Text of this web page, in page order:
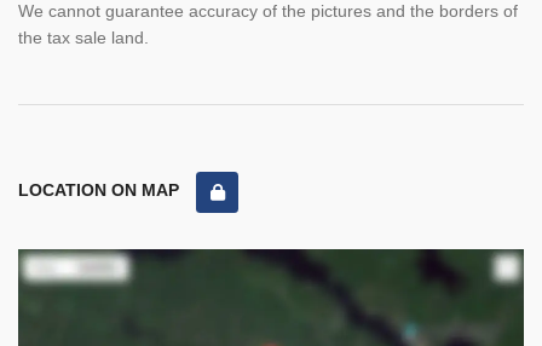
We cannot guarantee accuracy of the pictures and the borders of
the tax sale land.
LOCATION ON MAP